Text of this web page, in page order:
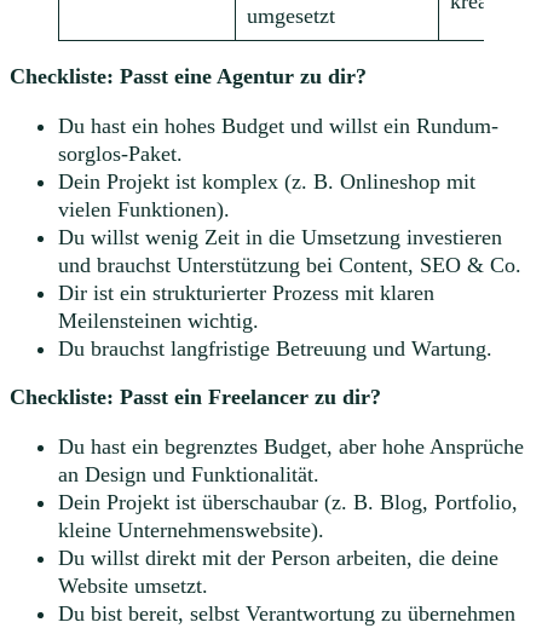
umgesetzt
Checkliste: Passt eine Agentur zu dir?
Du hast ein hohes Budget und willst ein Rundum-
sorglos-Paket.
Dein Projekt ist komplex (z. B. Onlineshop mit
vielen Funktionen).
Du willst wenig Zeit in die Umsetzung investieren
und brauchst Unterstützung bei Content, SEO & Co.
Dir ist ein strukturierter Prozess mit klaren
Meilensteinen wichtig.
Du brauchst langfristige Betreuung und Wartung.
Checkliste: Passt ein Freelancer zu dir?
Du hast ein begrenztes Budget, aber hohe Ansprüche
an Design und Funktionalität.
Dein Projekt ist überschaubar (z. B. Blog, Portfolio,
kleine Unternehmenswebsite).
Du willst direkt mit der Person arbeiten, die deine
Website umsetzt.
Du bist bereit, selbst Verantwortung zu übernehmen